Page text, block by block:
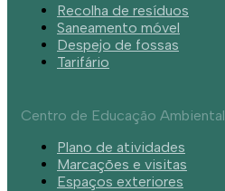
Recolha de resíduos
Saneamento móvel
Despejo de fossas
Tarifário
Centro de Educação Ambiental
Plano de atividades
Marcações e visitas
Espaços exteriores